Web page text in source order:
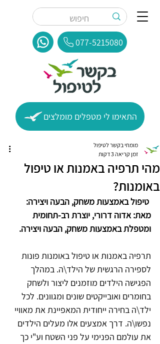
077-5215080
התאימו לי מטפלים מומלצים
מהי תרפיה באמנות או טיפול
באומנות?
מומחי בקשר לטיפול
זמן קריאה 3 דקות
טיפול באמצעות משחק, הבעה ויצירה:
מאת: אדוה דרורי, יוצרת רב-תחומית
ומטפלת באמצעות משחק, הבעה ויצירה.
תרפיה באמנות או טיפול באומנות פונות
לספירה הרגשית של הילד\ה. במהלך
הפגישה הילדים מוזמנים ליצור ולשחק
בחומרים ואובייקטים שונים ומגוונים. לכל
ילד\ה בחירה ייחודית המאפיינת את מאוויי
נפשו\ה. דרך אמצעים אלו מעלים הילדים
את עולמם הפנימי על פני השטח וע"י כך